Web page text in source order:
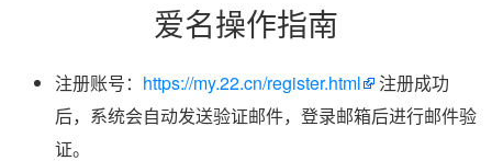
爱名操作指南
注册账号： https://my.22.cn/register.html
注册成功
后，系统会自动发送验证邮件，登录邮箱后进行邮件验
证。